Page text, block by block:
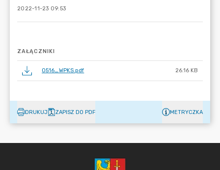
2022-11-23 09:53
ZAŁĄCZNIKI
0516_WPKS.pdf 26.16 KB
DRUKUJ ZAPISZ DO PDF METRYCZKA